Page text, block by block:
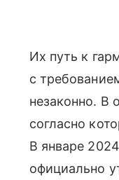
Их путь к
с
незаконно. В
согласно
В январе
официально